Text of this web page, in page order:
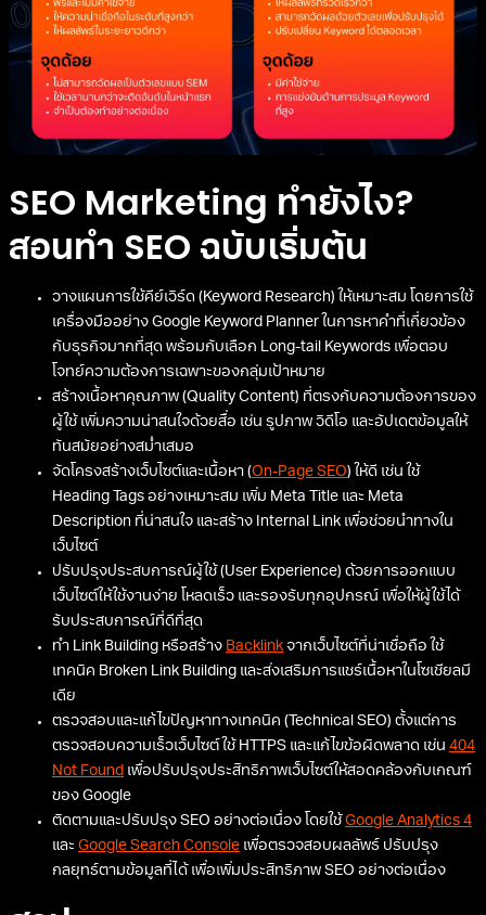
SEO Marketing ทำยังไง?
สอนทำ SEO ฉบับเริ่มต้น
วางแผนการใช้คีย์เวิร์ด (Keyword Research) ให้เหมาะสม โดยการใช้
เครื่องมืออย่าง Google Keyword Planner ในการหาคำที่เกี่ยวข้อง
กับธุรกิจมากที่สุด พร้อมกับเลือก Long-tail Keywords เพื่อตอบ
โจทย์ความต้องการเฉพาะของกลุ่มเป้าหมาย
สร้างเนื้อหาคุณภาพ (Quality Content) ที่ตรงกับความต้องการของ
ผู้ใช้ เพิ่มความน่าสนใจด้วยสื่อ เช่น รูปภาพ วิดีโอ และอัปเดตข้อมูลให้
ทันสมัยอย่างสม่ำเสมอ
จัดโครงสร้างเว็บไซต์และเนื้อหา (On-Page SEO) ให้ดี เช่น ใช้
Heading Tags อย่างเหมาะสม เพิ่ม Meta Title และ Meta
Description ที่น่าสนใจ และสร้าง Internal Link เพื่อช่วยนำทางใน
เว็บไซต์
ปรับปรุงประสบการณ์ผู้ใช้ (User Experience) ด้วยการออกแบบ
เว็บไซต์ให้ใช้งานง่าย โหลดเร็ว และรองรับทุกอุปกรณ์ เพื่อให้ผู้ใช้ได้
รับประสบการณ์ที่ดีที่สุด
ทำ Link Building หรือสร้าง Backlink จากเว็บไซต์ที่น่าเชื่อถือ ใช้
เทคนิค Broken Link Building และส่งเสริมการแชร์เนื้อหาในโซเชียลมี
เดีย
ตรวจสอบและแก้ไขปัญหาทางเทคนิค (Technical SEO) ตั้งแต่การ
ตรวจสอบความเร็วเว็บไซต์ ใช้ HTTPS และแก้ไขข้อผิดพลาด เช่น 404
Not Found เพื่อปรับปรุงประสิทธิภาพเว็บไซต์ให้สอดคล้องกับเกณฑ์
ของ Google
ติดตามและปรับปรุง SEO อย่างต่อเนื่อง โดยใช้ Google Analytics 4
และ Google Search Console เพื่อตรวจสอบผลลัพธ์ ปรับปรุง
กลยุทธ์ตามข้อมูลที่ได้ เพื่อเพิ่มประสิทธิภาพ SEO อย่างต่อเนื่อง